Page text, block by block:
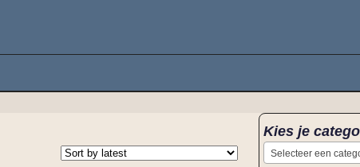
Kies je
Selecteer een